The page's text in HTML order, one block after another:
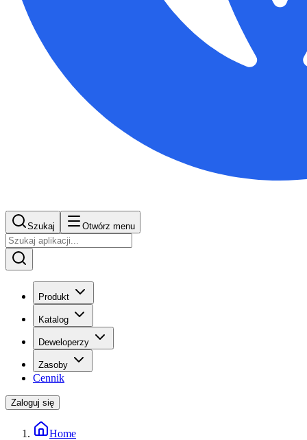
Szukaj Otwórz menu
Produkt
Katalog
Deweloperzy
Zasoby
Cennik
Zaloguj się
Home